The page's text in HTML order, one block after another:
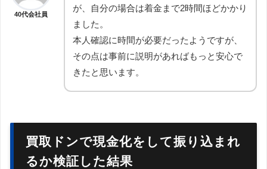
40代会社員
が、自分の場合は着金まで2時間ほどかかり
ました。
本人確認に時間が必要だったようですが、
その点は事前に説明があればもっと安心で
きたと思います。
買取ドンで現金化をして振り込まれ
るか検証した結果